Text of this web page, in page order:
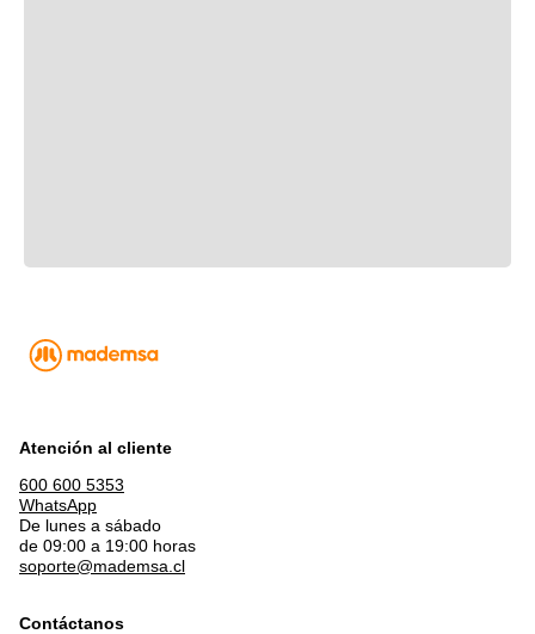
Atención al cliente
600 600 5353
WhatsApp
De lunes a sábado
de 09:00 a 19:00 horas
soporte@mademsa.cl
Contáctanos